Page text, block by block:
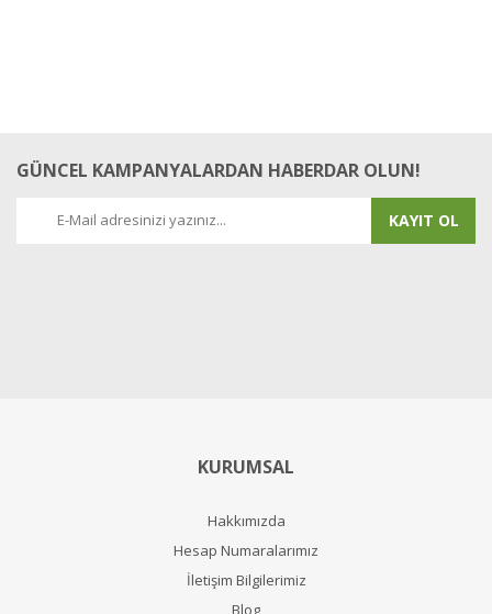
GÜNCEL KAMPANYALARDAN HABERDAR OLUN!
KAYIT OL
KURUMSAL
Hakkımızda
Hesap Numaralarımız
İletişim Bilgilerimiz
Blog